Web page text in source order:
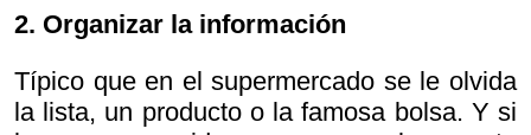
2. Organizar la información
Típico que en el supermercado se le olvida
la lista, un producto o la famosa bolsa. Y si